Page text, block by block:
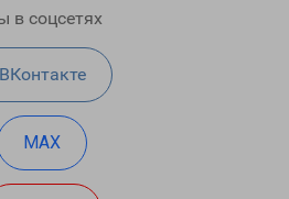
в соцсетях
ВКонтакте
MAX